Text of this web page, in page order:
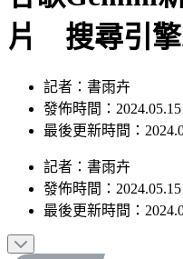
谷歌Gemini
片 搜尋引擎.
記者：書雨卉
發佈時間：2024.05.15
記者：書雨卉
發佈時間：